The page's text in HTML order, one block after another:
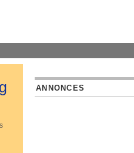
ANNONCES